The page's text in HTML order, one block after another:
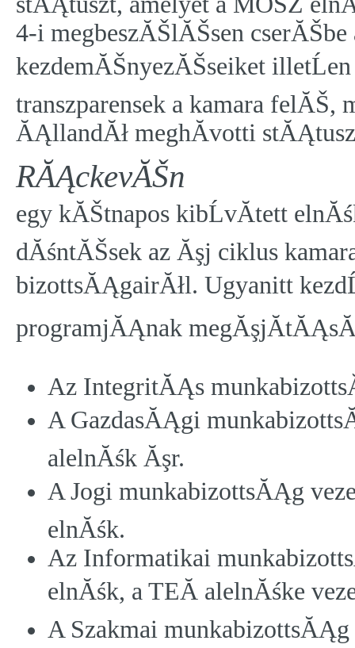
4-i megbeszĂŠlĂŠsen
kezdemĂŠnyezĂŠseiket
transzparensek a kamara
ĂĄllandĂł meghĂ­votti
RĂĄckevĂŠn
egy kĂŠtnapos kibĹvĂ­tett
dĂśntĂŠsek az Ăşj ciklus
bizottsĂĄgairĂłl. Ugyanitt
programjĂĄnak
Az IntegritĂĄs
A GazdasĂĄgi
alelnĂśk Ăşr.
A Jogi munkabizottsĂĄg
elnĂśk.
Az Informatikai
elnĂśk, a TEĂ alelnĂśke
A Szakmai